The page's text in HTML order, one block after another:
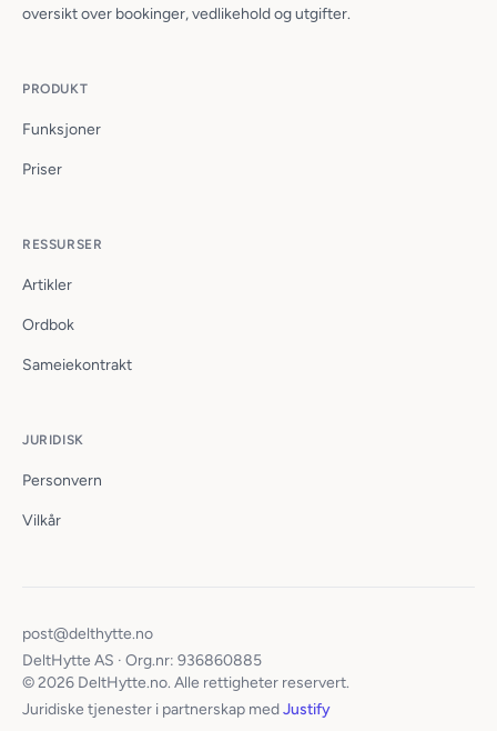
oversikt over bookinger, vedlikehold og utgifter.
PRODUKT
Funksjoner
Priser
RESSURSER
Artikler
Ordbok
Sameiekontrakt
JURIDISK
Personvern
Vilkår
post@delthytte.no
DeltHytte AS · Org.nr: 936860885
© 2026 DeltHytte.no. Alle rettigheter reservert.
Juridiske tjenester i partnerskap medJustify